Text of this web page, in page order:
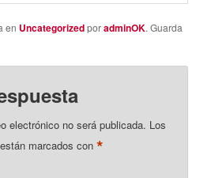
en UncategorizedporadminOK. Guarda
electrónico no será publicada. Los
marcados con*